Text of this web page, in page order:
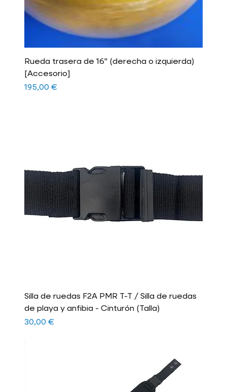
Rueda trasera de 16" (derecha o izquierda)
[Accesorio]
Precio
195,00 €
Silla de ruedas F2A PMR T-T / Silla de ruedas
de playa y anfibia - Cinturón (Talla)
Precio
30,00 €